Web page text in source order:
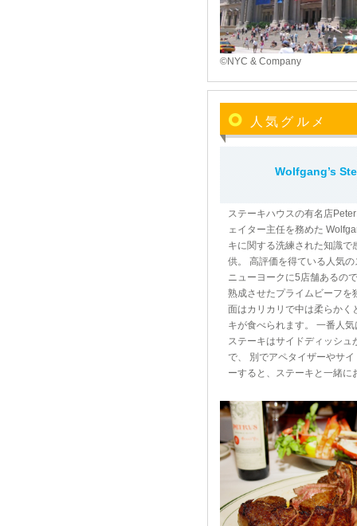
©NYC & Company
人気グルメ
Wolfgang’s
ステーキハウスの有名店
ェイター主任を務めた
キに関する洗練された知識で
供。 高評価を得ている人気
ニューヨークに5店舗あるの
熟成させたプライムビーフを
面はカリカリで中は柔らかく
キが食べられます。 一番人
ステーキはサイドディッシュ
で、 別でアペタイザーやサ
ーすると、ステーキと一緒に